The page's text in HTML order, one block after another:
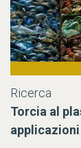
Torcia al